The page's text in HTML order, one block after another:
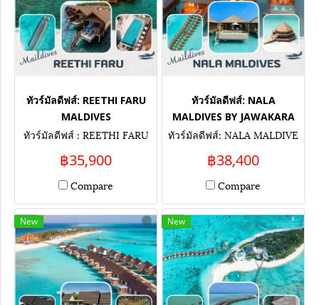
ทัวร์มัลดีฟส์: REETHI FARU
MALDIVES
ทัวร์มัลดีฟส์ : REETHI FARU
฿35,900
Compare
ทัวร์มัลดีฟส์: NALA
MALDIVES BY JAWAKARA
ทัวร์มัลดีฟส์: NALA MALDIVE
฿38,400
Compare
New New